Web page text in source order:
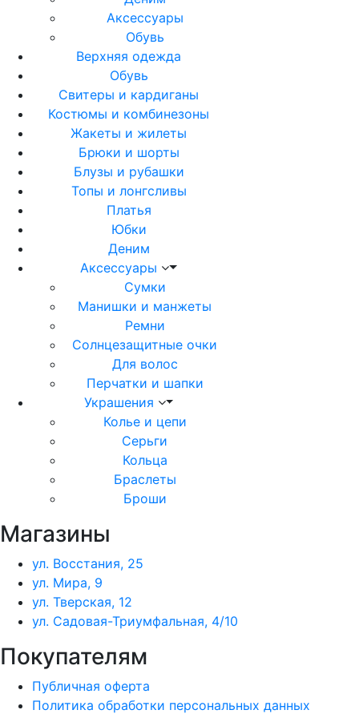
Аксессуары
Обувь
Верхняя одежда
Обувь
Свитеры и кардиганы
Костюмы и комбинезоны
Жакеты и жилеты
Брюки и шорты
Блузы и рубашки
Топы и лонгсливы
Платья
Юбки
Деним
Аксессуары
Сумки
Манишки и манжеты
Ремни
Солнцезащитные очки
Для волос
Перчатки и шапки
Украшения
Колье и цепи
Серьги
Кольца
Браслеты
Броши
Магазины
ул. Восстания, 25
ул. Мира, 9
ул. Тверская, 12
ул. Садовая-Триумфальная, 4/10
Покупателям
Публичная оферта
Политика обработки персональных данных